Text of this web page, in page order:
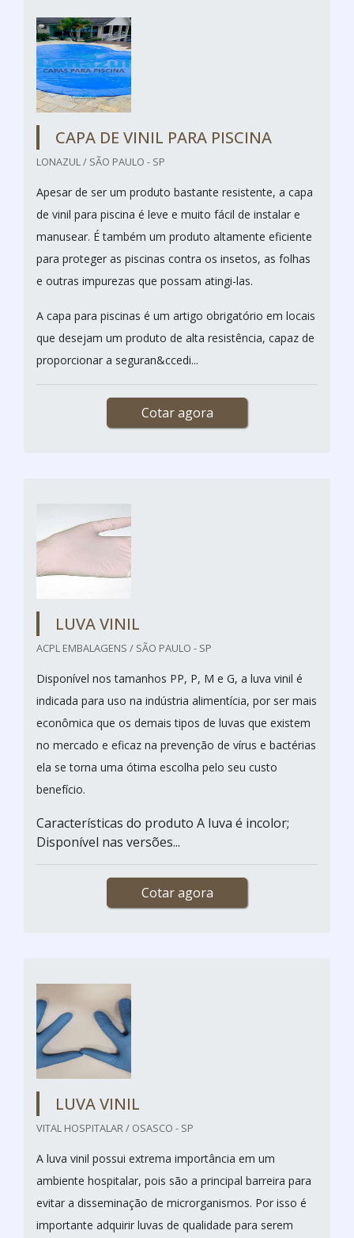
CAPA DE VINIL PARA PISCINA
LONAZUL / SÃO PAULO - SP
Apesar de ser um produto bastante resistente, a capa
de vinil para piscina é leve e muito fácil de instalar e
manusear. É também um produto altamente eficiente
para proteger as piscinas contra os insetos, as folhas
e outras impurezas que possam atingi-las.
A capa para piscinas é um artigo obrigatório em locais
que desejam um produto de alta resistência, capaz de
proporcionar a seguran&ccedi...
Cotar agora
LUVA VINIL
ACPL EMBALAGENS / SÃO PAULO - SP
Disponível nos tamanhos PP, P, M e G, a luva vinil é
indicada para uso na indústria alimentícia, por ser mais
econômica que os demais tipos de luvas que existem
no mercado e eficaz na prevenção de vírus e bactérias
ela se torna uma ótima escolha pelo seu custo
benefício.
Características do produto A luva é incolor;
Disponível nas versões...
Cotar agora
LUVA VINIL
VITAL HOSPITALAR / OSASCO - SP
A luva vinil possui extrema importância em um
ambiente hospitalar, pois são a principal barreira para
evitar a disseminação de microrganismos. Por isso é
importante adquirir luvas de qualidade para serem